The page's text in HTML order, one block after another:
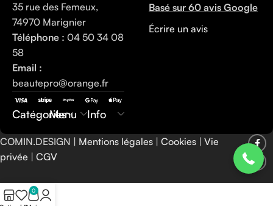
35 rue des Femeux,
74970 Marignier
Téléphone : 04 50 34 08
58
Email :
beautepro@orange.fr
Catégories
Menu Info
Basé sur 60 avis Google
Écrire un avis
COMIN.DESIGN | Mentions légales | Cookies | Vie
privée | CGV
0